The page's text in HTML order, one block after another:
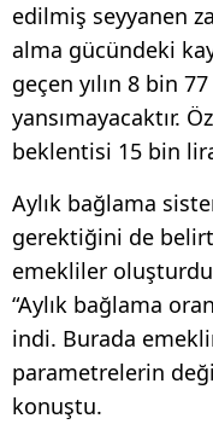
edilmiş seyyanen
alma gücündeki
geçen yılın 8 bin
yansımayacaktır.
beklentisi 15 bin
Aylık bağlama
gerektiğini de
emekliler
“Aylık bağlama
indi. Burada
parametrelerin
konuştu.